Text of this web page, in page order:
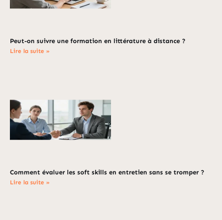
Peut-on suivre une formation en littérature à distance ?
Lire la suite »
Comment évaluer les soft skills en entretien sans se tromper ?
Lire la suite »